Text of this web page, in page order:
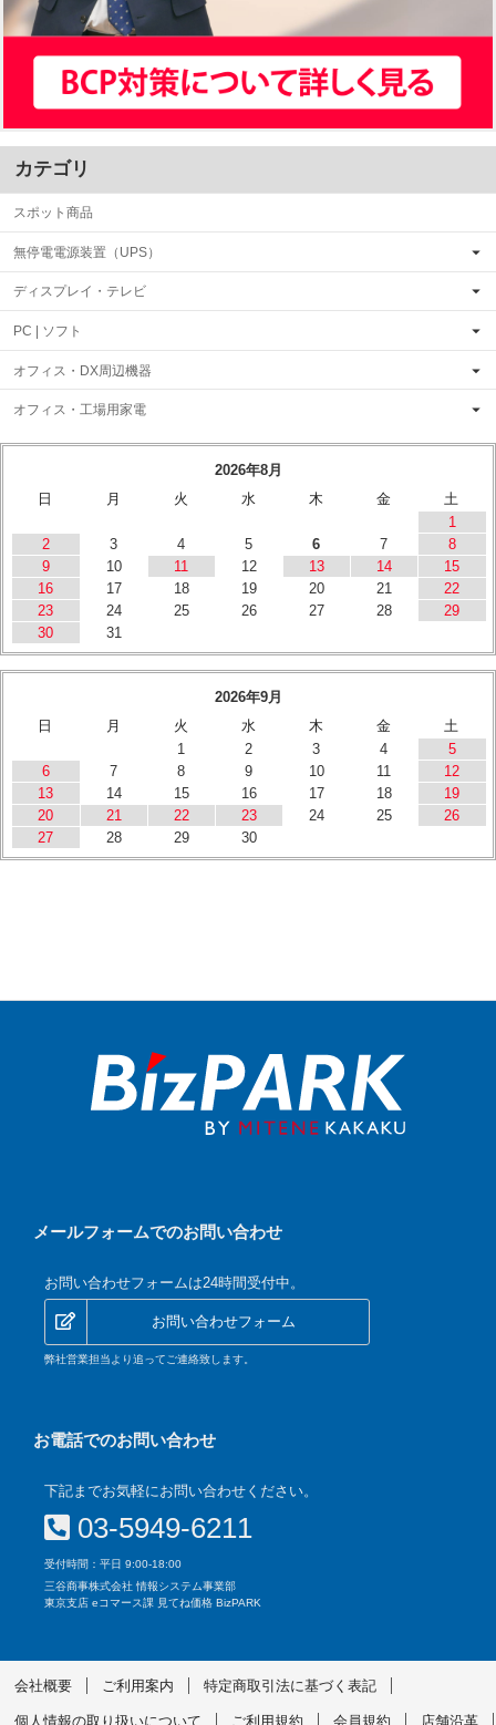
カテゴリ
スポット商品
無停電電源装置（UPS）
ディスプレイ・テレビ
PC | ソフト
オフィス・DX周辺機器
オフィス・工場用家電
2026年8月
日
月 火 水 木 金
土
1
2
3 4 5 6 7
8
9
10 11 12 13 14
15
16
17 18 19 20 21
22
23
24 25 26 27 28
29
30
31
2026年9月
日
月 火 水 木 金
土
1
2 3 4
5
6
7 8 9 10 11
12
13
14 15 16 17 18
19
20
21 22 23 24 25
26
27
28 29 30
メールフォームでのお問い合わせ
お問い合わせフォームは24時間受付中。
お問い合わせフォーム
弊社営業担当より追ってご連絡致します。
お電話でのお問い合わせ
下記までお気軽にお問い合わせください。
03-5949-6211
受付時間：平日 9:00-18:00
三谷商事株式会社 情報システム事業部
東京支店 eコマース課 見てね価格 BizPARK
会社概要 ご利用案内 特定商取引法に基づく表記
個人情報の取り扱いについて ご利用規約 会員規約 店舗沿革